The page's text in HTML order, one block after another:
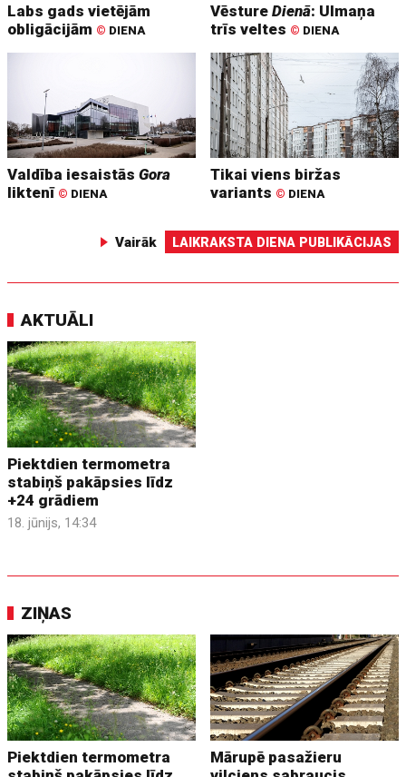
Labs gads vietējām
obligācijām © DIENA
VēstureDienā: Ulmaņa
trīs veltes © DIENA
Valdība iesaistāsGora
liktenī © DIENA
Tikai viens biržas
variants © DIENA
Vairāk LAIKRAKSTA DIENA PUBLIKĀCIJAS
AKTUĀLI
Piektdien termometra
stabiņš pakāpsies līdz
+24 grādiem
18. jūnijs, 14:34
ZIŅAS
Piektdien termometra
Mārupē pasažieru